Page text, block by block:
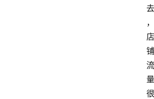
去
，
店
铺
流
量
很